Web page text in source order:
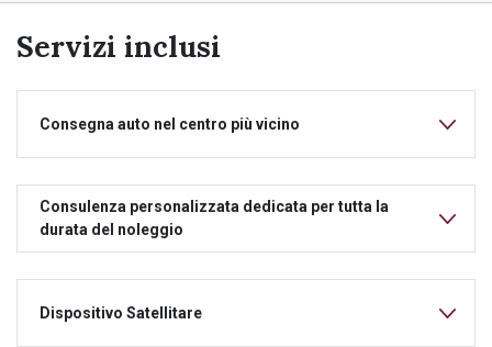
Servizi inclusi
Consegna auto nel centro più vicino
Consulenza personalizzata dedicata per tutta la
durata del noleggio
Dispositivo Satellitare